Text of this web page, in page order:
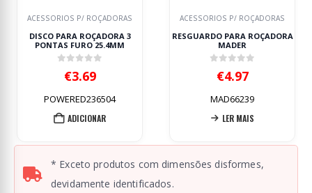
ACESSORIOS P/ ROÇADORAS
DISCO PARA ROÇADORA 3
PONTAS FURO 25.4MM
€3.69
POWERED236504
ADICIONAR
ACESSORIOS P/ ROÇADORAS
RESGUARDO PARA ROÇADORA
MADER
€4.97
MAD66239
LER MAIS
* Exceto produtos com dimensões disformes,
devidamente identificados.